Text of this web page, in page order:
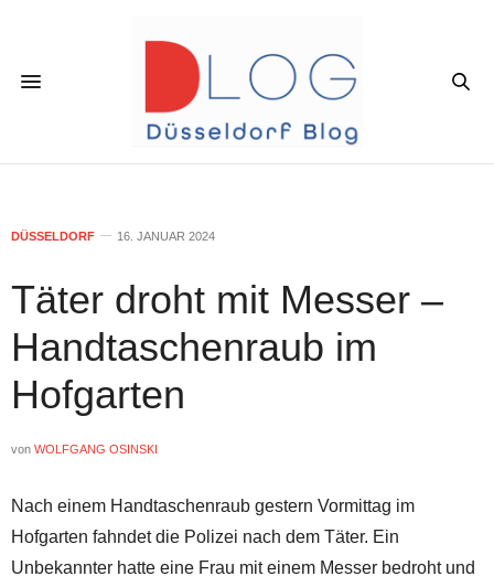
DÜSSELDORF 16. JANUAR 2024
Täter droht mit Messer –
Handtaschenraub im
Hofgarten
von WOLFGANG OSINSKI
Nach einem Handtaschenraub gestern Vormittag im
Hofgarten fahndet die Polizei nach dem Täter. Ein
Unbekannter hatte eine Frau mit einem Messer bedroht und